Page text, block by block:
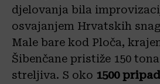
djelovanja bila
osvajanjem Hrvatskih
Male bare kod Ploča,
Šibenčane pristiže 150
streljiva. S oko 1500